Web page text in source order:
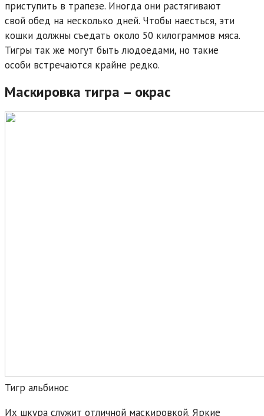
приступить в трапезе. Иногда они растягивают
свой обед на несколько дней. Чтобы наесться, эти
кошки должны съедать около 50 килограммов мяса.
Тигры так же могут быть людоедами, но такие
особи встречаются крайне редко.
Маскировка тигра – окрас
Тигр альбинос
Их шкура служит отличной маскировкой. Яркие